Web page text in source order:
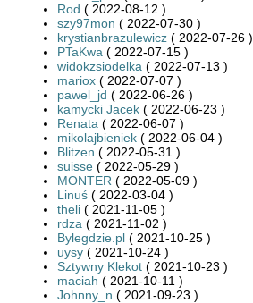
Rod ( 2022-08-12 )
szy97mon ( 2022-07-30 )
krystianbrazulewicz ( 2022-07-26 )
PTaKwa ( 2022-07-15 )
widokzsiodelka ( 2022-07-13 )
mariox ( 2022-07-07 )
pawel_jd ( 2022-06-26 )
kamycki Jacek ( 2022-06-23 )
Renata ( 2022-06-07 )
mikolajbieniek ( 2022-06-04 )
Blitzen ( 2022-05-31 )
suisse ( 2022-05-29 )
MONTER ( 2022-05-09 )
Linuś ( 2022-03-04 )
theli ( 2021-11-05 )
rdza ( 2021-11-02 )
Bylegdzie.pl ( 2021-10-25 )
uysy ( 2021-10-24 )
Sztywny Klekot ( 2021-10-23 )
maciah ( 2021-10-11 )
Johnny_n ( 2021-09-23 )